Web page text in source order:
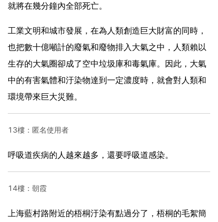
就將在幾分鐘內全部死亡。
工業文明和城市發展，在為人類創造巨大財富的同時，
也把數十億噸計的廢氣和廢物排入大氣之中，人類賴以
生存的大氣圈卻成了空中垃圾庫和毒氣庫。因此，大氣
中的有害氣體和汙染物達到一定濃度時，就會對人類和
環境帶來巨大災難。
13樓：匿名使用者
呼吸道疾病的人越來越多，還要呼吸道感染。
14樓：朝霞
上海藍村路附近的梧桐汙染有點過分了，梧桐的毛絮簡